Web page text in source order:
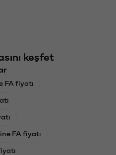
keşfet
FA fiyatı
FA fiyatı